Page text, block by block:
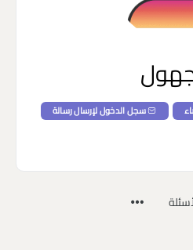
سجل الدخول لإرسال رسالة